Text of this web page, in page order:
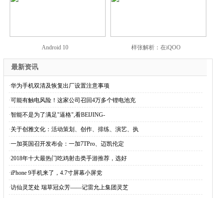
Android 10 样张解析：在iQOO
最新资讯
·华为手机双清及恢复出厂设置注意事项
·可能有触电风险！这家公司召回4万多个锂电池充
·智能不是为了满足"逼格",看BEIJING-
·关于创雅文化：活动策划、创作、排练、演艺、执
·一加英国召开发布会：一加7TPro、迈凯伦定
·2018年十大最热门吃鸡射击类手游推荐，选好
·iPhone 9手机来了，4.7寸屏幕小屏党
·访仙灵芝处 瑞草冠众芳——记雷允上集团灵芝